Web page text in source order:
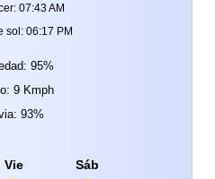
07:43 AM
sol: 06:17 PM
95%
9 Kmph
93%
Vie Sáb